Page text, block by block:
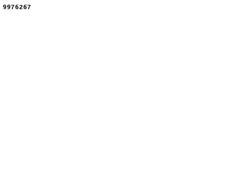
9976267